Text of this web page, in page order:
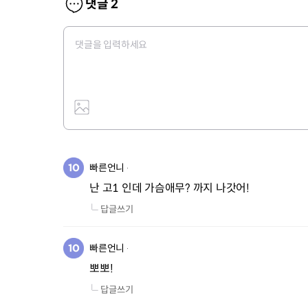
댓글2
빠른언니
난 고1 인데 가슴애무? 까지 나갓어!
답글쓰기
빠른언니
뽀뽀!
답글쓰기